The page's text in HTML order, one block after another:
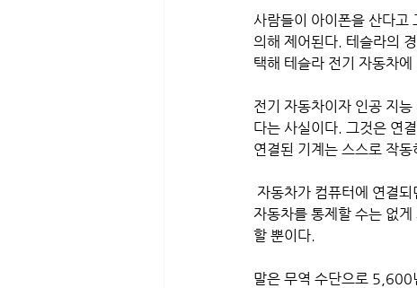
사람들이 아이폰을 산다고
의해 제어된다. 테슬라의
택해 테슬라 전기 자동차
전기 자동차이자 인공 지
다는 사실이다. 그것은 연
연결된 기계는 스스로 작
자동차를 통제할 수는 없
할 뿐이다.
말은 무역 수단으로 5,600